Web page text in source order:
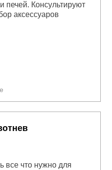
печей. Консультируют
аксессуаров
все что нужно для